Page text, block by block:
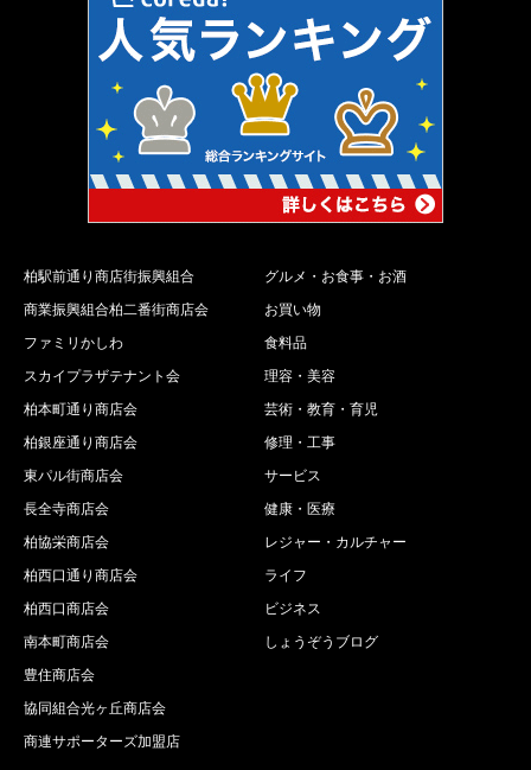
柏駅前通り商店街振興組合
商業振興組合柏二番街商店会
ファミリかしわ
スカイプラザテナント会
柏本町通り商店会
柏銀座通り商店会
東パル街商店会
長全寺商店会
柏協栄商店会
柏西口通り商店会
柏西口商店会
南本町商店会
豊住商店会
協同組合光ヶ丘商店会
商連サポーターズ加盟店
グルメ・お食事・お酒
お買い物
食料品
理容・美容
芸術・教育・育児
修理・工事
サービス
健康・医療
レジャー・カルチャー
ライフ
ビジネス
しょうぞうブログ